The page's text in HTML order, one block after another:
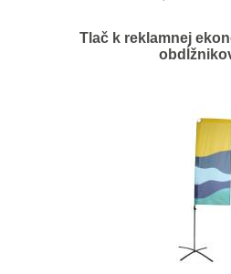
Tlač k reklamnej